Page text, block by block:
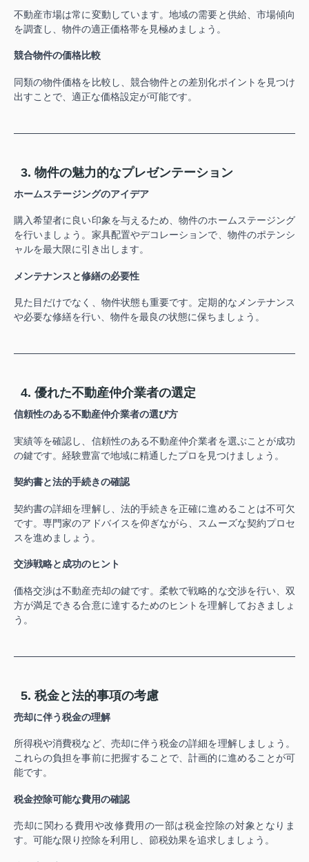
不動産市場は常に変動しています。地域の需要と供給、市場傾向
を調査し、物件の適正価格帯を見極めましょう。
競合物件の価格比較
同類の物件価格を比較し、競合物件との差別化ポイントを見つけ
出すことで、適正な価格設定が可能です。
3. 物件の魅力的なプレゼンテーション
ホームステージングのアイデア
購入希望者に良い印象を与えるため、物件のホームステージング
を行いましょう。家具配置やデコレーションで、 物件のポテンシ
ャルを最大限に引き出します。
メンテナンスと修繕の必要性
見た目だけでなく、物件状態も重要です。定期的なメンテナンス
や必要な修繕を行い、物件を最良の状態に保ちましょう。
4. 優れた不動産仲介業者の選定
信頼性のある不動産仲介業者の選び方
実績等を確認し、信頼性のある不動産仲介業者を選ぶことが成功
の鍵です。 経験豊富で地域に精通したプロを見つけましょう。
契約書と法的手続きの確認
契約書の詳細を理解し、法的手続きを正確に進めることは不可欠
です。専門家のアドバイスを仰ぎながら、スムーズな契約プロセ
スを進めましょう。
交渉戦略と成功のヒント
価格交渉は不動産売却の鍵です。柔軟で戦略的な交渉を行い、双
方が満足できる合意に達するためのヒントを理解しておきましょ
う。
5. 税金と法的事項の考慮
売却に伴う税金の理解
所得税や消費税など、売却に伴う税金の詳細を理解しましょう。
これらの負担を事前に把握することで、計画的に進めることが可
能です。
税金控除可能な費用の確認
売却に関わる費用や改修費用の一部は税金控除の対象となりま
す。可能な限り控除を利用し、節税効果を追求しましょう。